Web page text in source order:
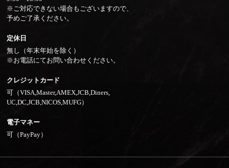
※ご対応できない場合もございますので、
予めご了承ください。
定休日
無し（年末年始を除く）
※お電話にてお問い合わせください。
クレジットカード
可（VISA,Master,AMEX,JCB,Diners,
UC,DC,JCB,NICOS,MUFG）
電子マネー
可（PayPay）